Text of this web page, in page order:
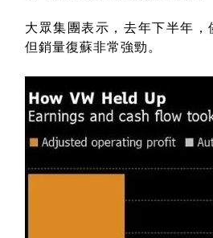
大眾集團表示，去年下半年，
但銷量復蘇非常強勁。